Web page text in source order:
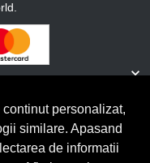
personalizat,
similare. Apasand
de informatii